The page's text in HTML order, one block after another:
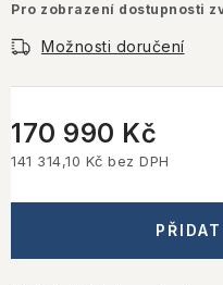
Pro zobrazení dostupnosti
Možnosti doručení
170 990 Kč
141 314,10 Kč bez DPH